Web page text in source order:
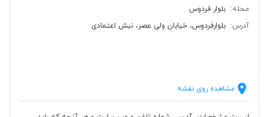
محله: بلوار فردوس
آدرس: بلوارفردوس، خیابان ولی عصر، نبش اعتمادی
مشاهده روی نقشه